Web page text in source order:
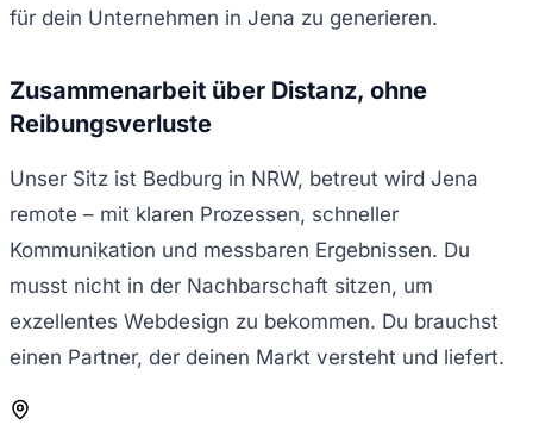
für dein Unternehmen in Jena zu generieren.
Zusammenarbeit über Distanz, ohne
Reibungsverluste
Unser Sitz ist Bedburg in NRW, betreut wird Jena
remote – mit klaren Prozessen, schneller
Kommunikation und messbaren Ergebnissen. Du
musst nicht in der Nachbarschaft sitzen, um
exzellentes Webdesign zu bekommen. Du brauchst
einen Partner, der deinen Markt versteht und liefert.